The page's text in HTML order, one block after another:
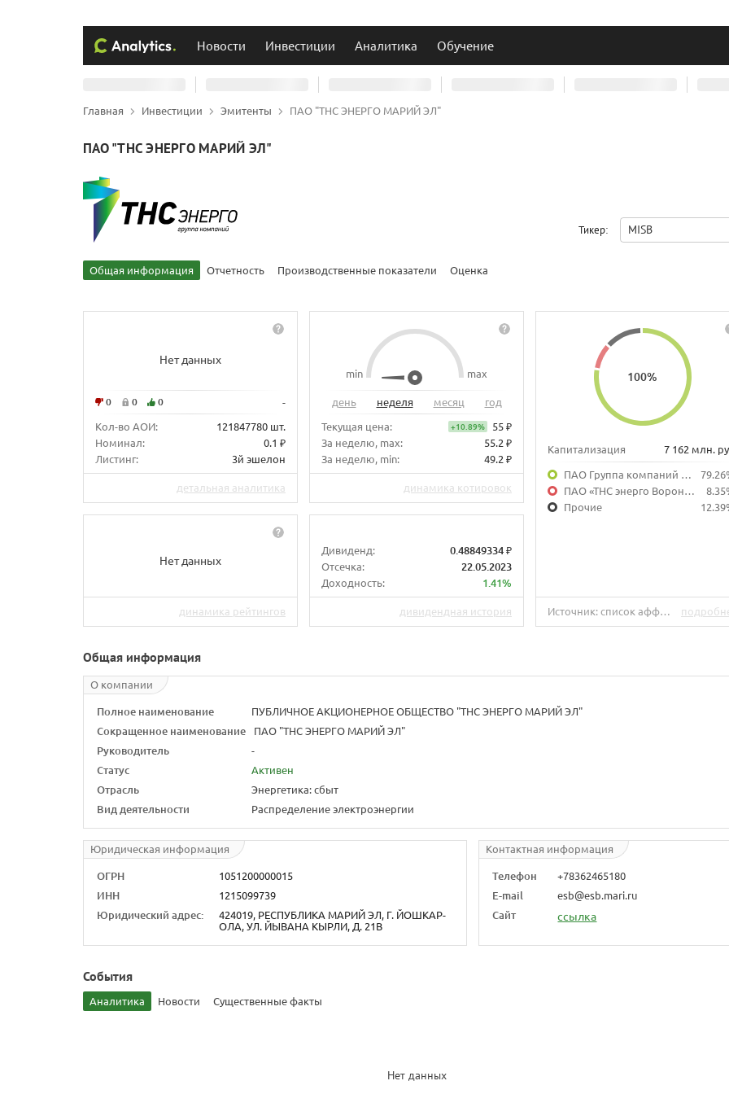
Новости Инвестиции Аналитика Обучение
Главная Инвестиции Эмитенты ПАО "ТНС ЭНЕРГО МАРИЙ ЭЛ"
ПАО "ТНС ЭНЕРГО МАРИЙ ЭЛ"
Тикер: MISB
Общая информация Отчетность Производственные показатели Оценка
Нет данных
0 0 0
-
Кол-во АОИ:
121847780 шт.
Номинал:
0.1 ₽
Листинг:
3й эшелон
детальная аналитика
min max
день неделя месяц
год
Текущая цена:
+10.89%
55 ₽
За неделю, max:
55.2 ₽
За неделю, min:
49.2 ₽
динамика котировок
Нет данных
динамика рейтингов
Дивиденд: 0.48849334 ₽
Отсечка: 22.05.2023
Доходность: 1.41%
дивидендная история
100%
Капитализация
7 162 млн.
ПАО Группа компаний «ТНС энерго»
ПАО «ТНС энерго Воронеж»
Прочие
Источник: список аффилированных лиц на 31.03.2020.
Общая информация
О компании
Полное наименование ПУБЛИЧНОЕ АКЦИОНЕРНОЕ ОБЩЕСТВО "ТНС ЭНЕРГО МАРИЙ ЭЛ"
Сокращенное наименование ПАО "ТНС ЭНЕРГО МАРИЙ ЭЛ"
Руководитель -
Статус Активен
Отрасль Энергетика: сбыт
Вид деятельности Распределение электроэнергии
Юридическая информация
ОГРН 1051200000015
ИНН 1215099739
Юридический адрес:
424019, РЕСПУБЛИКА МАРИЙ ЭЛ, Г. ЙОШКАР-
ОЛА, УЛ. ЙЫВАНА КЫРЛИ, Д. 21В
Контактная информация
Телефон +78362465180
E-mail esb@esb.mari.ru
Сайт ссылка
События
Аналитика Новости Существенные факты
Нет данных